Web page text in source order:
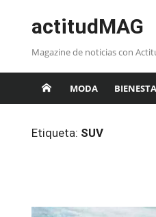
actitudMAG
Magazine de noticias con
MODA
Etiqueta: SUV